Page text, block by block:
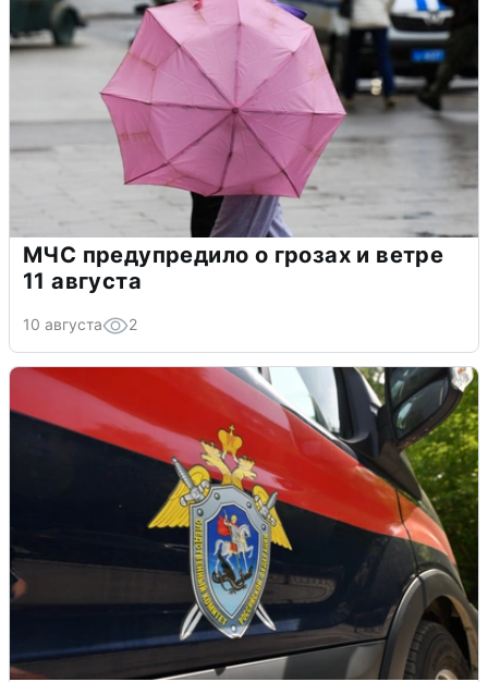
МЧС предупредило о грозах и ветре
11 августа
10 августа 2